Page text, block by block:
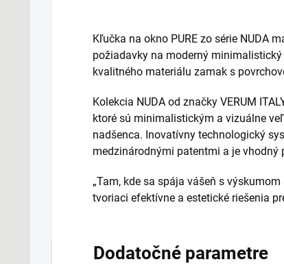
Kľučka na okno PURE zo série NUDA
požiadavky na moderný
kvalitného materiálu zamak s
Kolekcia NUDA od značky VERUM
ktoré sú minimalistickým a vizuálne
nadšenca. Inovatívny technologický
medzinárodnými patentmi a je vhodný
„Tam, kde sa spája vášeň s
tvoriaci efektívne a estetické riešenia
Dodatočné parametre